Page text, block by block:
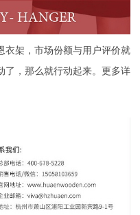
衣架，市场份额与用户评价就
了，那么就行动起来。更多详